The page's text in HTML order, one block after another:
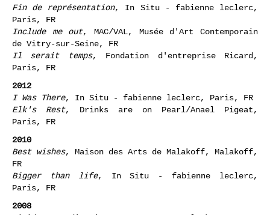
2013
Fin de représentation, In Situ - fabienne leclerc,
Paris, FR
Include me out, MAC/VAL, Musée d'Art Contemporain
de Vitry-sur-Seine, FR
Paris, FR
2012
I Was There
Paris, FR
2010
Best wishes, Maison des Arts de Malakoff, Malakoff,
FR
Paris, FR